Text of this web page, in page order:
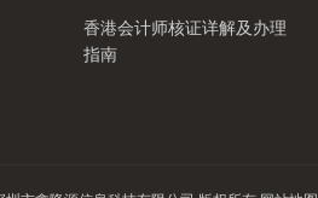
香港会计师核证详解及办理
指南